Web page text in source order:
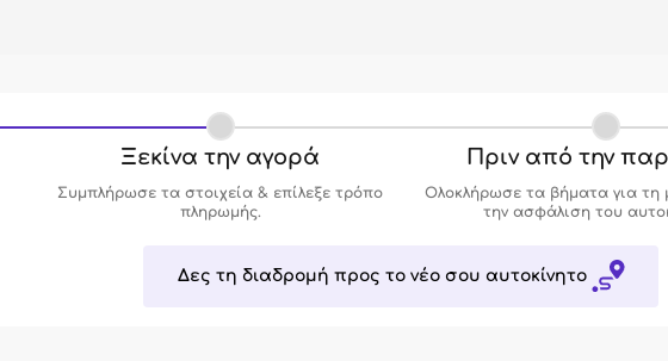
Ξεκίνα την αγορά
Συμπλήρωσε τα στοιχεία & επίλεξε τρόπο
πληρωμής.
Πριν από την
Ολοκλήρωσε τα βήματα για τη
την ασφάλιση του
Δες τη διαδρομή προς το νέο σου αυτοκίνητο